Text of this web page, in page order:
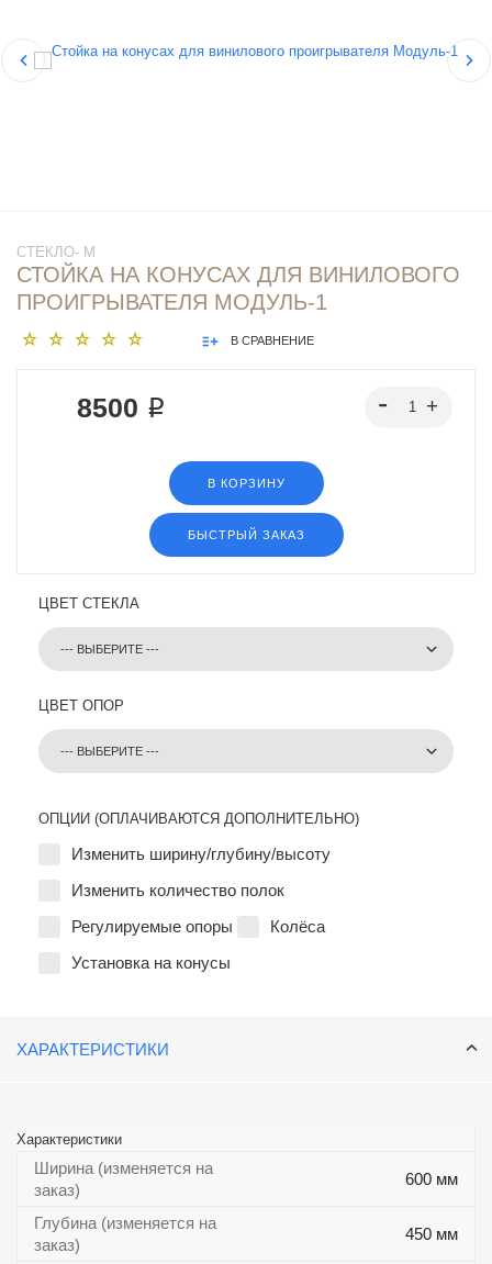
СТЕКЛО- М
СТОЙКА НА КОНУСАХ ДЛЯ ВИНИЛОВОГО
ПРОИГРЫВАТЕЛЯ МОДУЛЬ-1
В СРАВНЕНИЕ
8500 ₽
В КОРЗИНУ
БЫСТРЫЙ ЗАКАЗ
ЦВЕТ СТЕКЛА
ЦВЕТ ОПОР
ОПЦИИ (ОПЛАЧИВАЮТСЯ ДОПОЛНИТЕЛЬНО)
Изменить ширину/глубину/высоту
Изменить количество полок
Регулируемые опоры
Колёса
Установка на конусы
ХАРАКТЕРИСТИКИ
Характеристики
Ширина (изменяется на
заказ)
600 мм
Глубина (изменяется на
заказ)
450 мм